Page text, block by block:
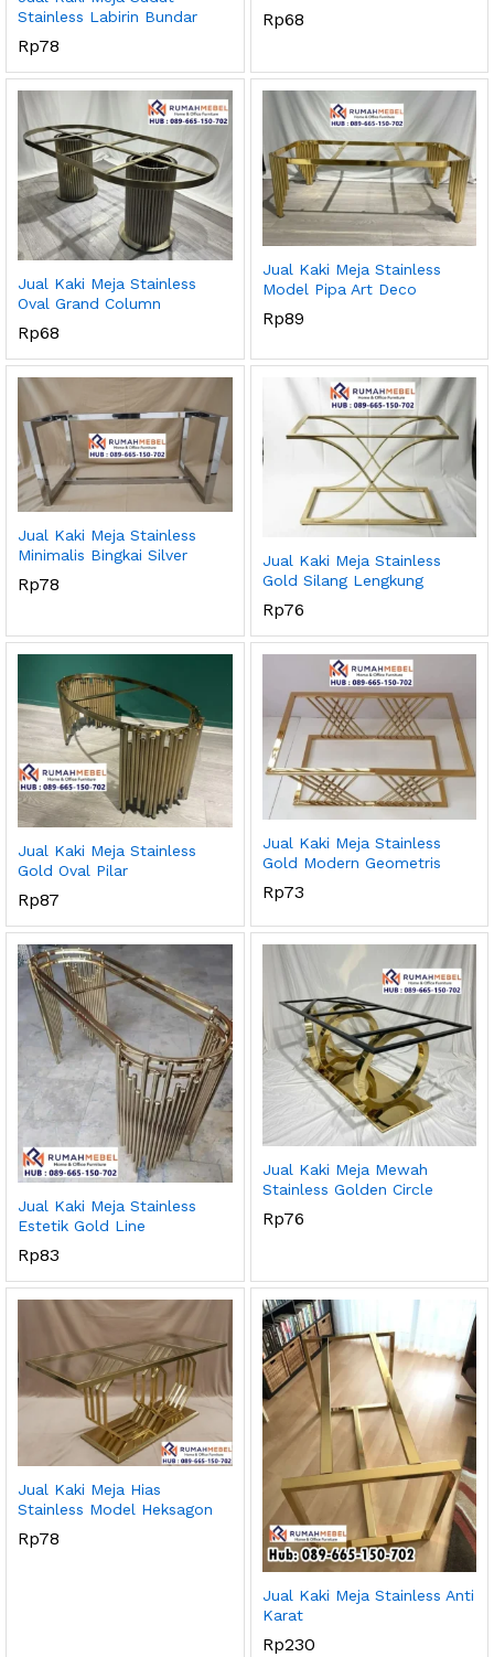
Stainless Labirin Bundar
Rp78
Rp68
Jual Kaki Meja Stainless
Oval Grand Column
Rp68
Jual Kaki Meja Stainless
Model Pipa Art Deco
Rp89
Jual Kaki Meja Stainless
Minimalis Bingkai Silver
Rp78
Jual Kaki Meja Stainless
Gold Silang Lengkung
Rp76
Jual Kaki Meja Stainless
Gold Oval Pilar
Rp87
Jual Kaki Meja Stainless
Gold Modern Geometris
Rp73
Jual Kaki Meja Stainless
Estetik Gold Line
Rp83
Jual Kaki Meja Mewah
Stainless Golden Circle
Rp76
Jual Kaki Meja Hias
Stainless Model Heksagon
Rp78
Jual Kaki Meja Stainless Anti
Karat
Rp230